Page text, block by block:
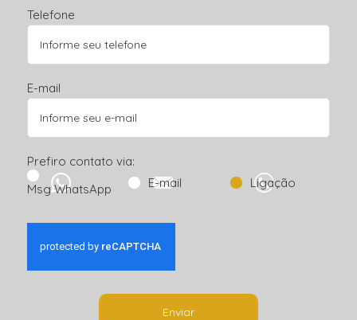
Telefone
E-mail
Prefiro contato via:
Msg WhatsApp
E-mail Ligação
Enviar